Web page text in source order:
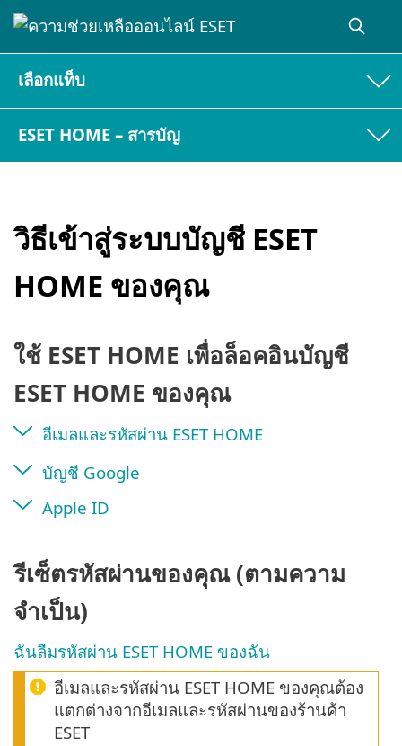
เลือกแท็บ
ESET HOME – สารบัญ
วิธีเข้าสู่ระบบบัญชี ESET
HOME ของคุณ
ใช้ ESET HOME เพื่อล็อคอินบัญชี
ESET HOME ของคุณ
อีเมลและรหัสผ่าน ESET HOME
บัญชี Google
Apple ID
รีเซ็ตรหัสผ่านของคุณ (ตามความ
จำเป็น)
ฉันลืมรหัสผ่าน ESET HOME ของฉัน
อีเมลและรหัสผ่าน ESET HOME ของคุณต้อง
แตกต่างจากอีเมลและรหัสผ่านของร้านค้า
ESET